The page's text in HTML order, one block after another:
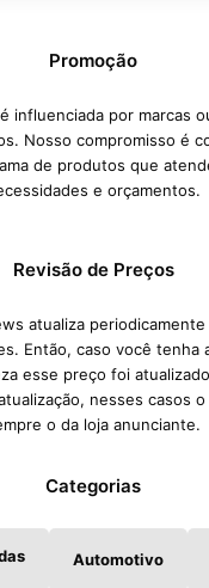
Promoção
influenciada por marcas
Nosso compromisso é
de produtos que
e orçamentos.
Revisão de Preços
atualiza
Então, caso você tenha
esse preço foi
nesses casos
o da loja anunciante.
Categorias
Automotivo